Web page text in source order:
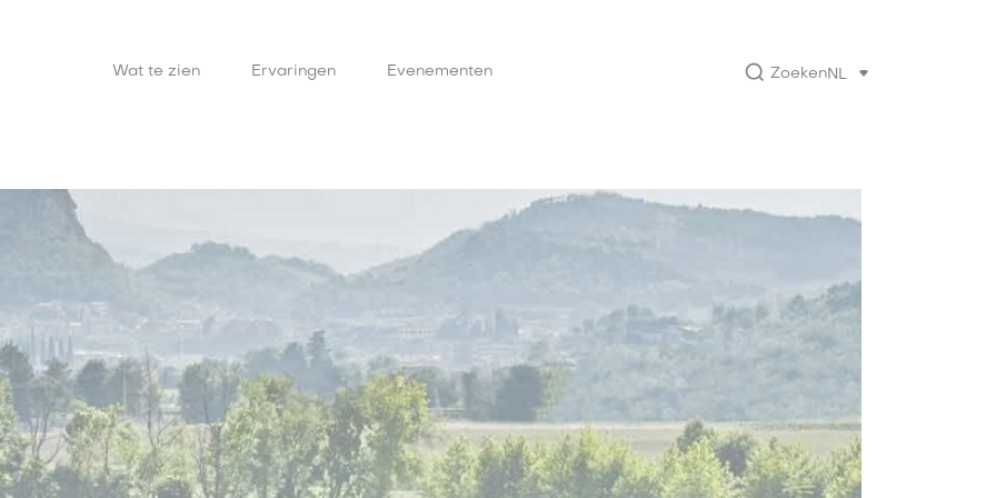
Wat te zien Ervaringen Evenementen ZoekenNL